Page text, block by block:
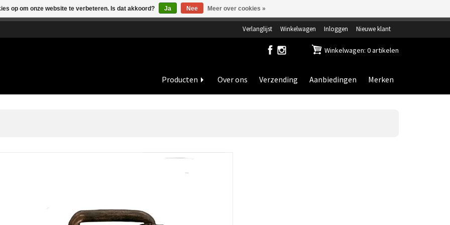
Verlanglijst Winkelwagen Inloggen Nieuwe klant
Winkelwagen: 0 artikelen
Producten Over ons Verzending Aanbiedingen Merken
op om onze website te verbeteren. Is dat akkoord? Ja Nee Meer over cookies »
zijn wij in juli en augustus op dinsdag en woensdag gesloten.